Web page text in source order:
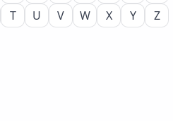
T U V W X Y
Z